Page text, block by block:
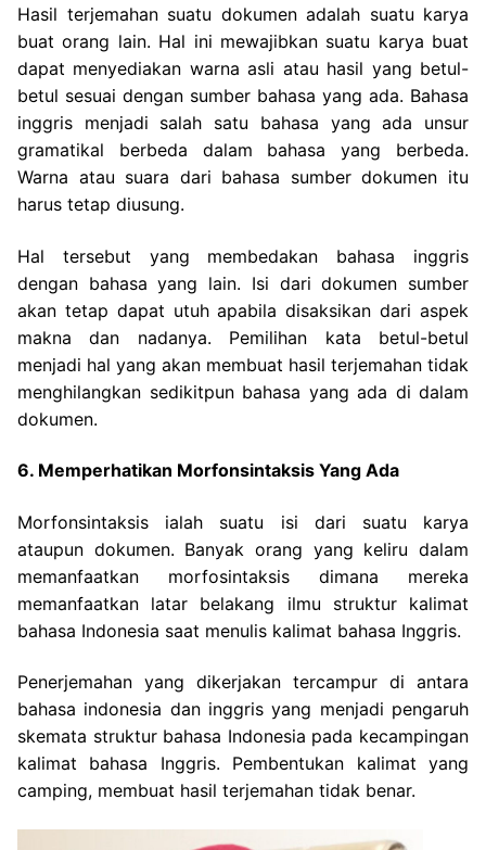
Hasil terjemahan suatu dokumen adalah suatu karya
buat orang lain. Hal ini mewajibkan suatu karya buat
dapat menyediakan warna asli atau hasil yang betul-
betul sesuai dengan sumber bahasa yang ada. Bahasa
inggris menjadi salah satu bahasa yang ada unsur
gramatikal berbeda dalam bahasa yang berbeda.
Warna atau suara dari bahasa sumber dokumen itu
harus tetap diusung.
Hal tersebut yang membedakan bahasa inggris
dengan bahasa yang lain. Isi dari dokumen sumber
akan tetap dapat utuh apabila disaksikan dari aspek
makna dan nadanya. Pemilihan kata betul-betul
menjadi hal yang akan membuat hasil terjemahan tidak
menghilangkan sedikitpun bahasa yang ada di dalam
dokumen.
6. Memperhatikan Morfonsintaksis Yang Ada
Morfonsintaksis ialah suatu isi dari suatu karya
ataupun dokumen. Banyak orang yang keliru dalam
memanfaatkan morfosintaksis dimana mereka
memanfaatkan latar belakang ilmu struktur kalimat
bahasa Indonesia saat menulis kalimat bahasa Inggris.
Penerjemahan yang dikerjakan tercampur di antara
bahasa indonesia dan inggris yang menjadi pengaruh
skemata struktur bahasa Indonesia pada kecampingan
kalimat bahasa Inggris. Pembentukan kalimat yang
camping, membuat hasil terjemahan tidak benar.